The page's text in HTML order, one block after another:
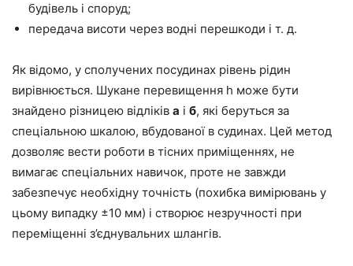
будівель і споруд;
передача висоти через водні перешкоди і т. д.
Як відомо, у сполучених посудинах рівень рідин
вирівнюється. Шукане перевищення h може бути
знайдено різницею відліків а і б, які беруться за
спеціальною шкалою, вбудованої в судинах. Цей метод
дозволяє вести роботи в тісних приміщеннях, не
вимагає спеціальних навичок, проте не завжди
забезпечує необхідну точність (похибка вимірювань у
цьому випадку ±10 мм) і створює незручності при
переміщенні з’єднувальних шлангів.